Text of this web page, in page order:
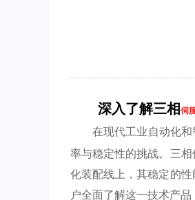
深入了解三相伺
在现代工业自动化和
率与稳定性的挑战。三
化装配线上，其稳定的
户全面了解这一技术产